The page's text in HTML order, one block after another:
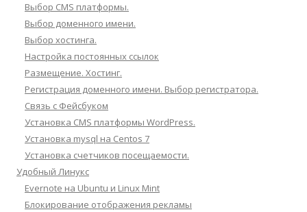
Выбор CMS платформы.
Выбор доменного имени.
Выбор хостинга.
Настройка постоянных ссылок
Размещение. Хостинг.
Регистрация доменного имени. Выбор регистратора.
Связь с Фейсбуком
Установка CMS платформы WordPress.
Установка mysql на Centos 7
Установка счетчиков посещаемости.
Удобный Линукс
Evernote на Ubuntu и Linux Mint
Блокирование отображения рекламы